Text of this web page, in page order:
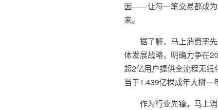
因——让每一笔交易都成为
来。
据了解，马上消费率
体发展战略，明确力争在
超2亿用户提供全流程无
当于1.439亿棵成年大树
作为行业先锋，马上